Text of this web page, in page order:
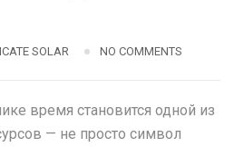
SOLAR NO COMMENTS
время становится одной из
— не просто символ